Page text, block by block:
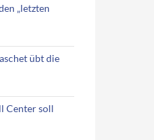
„letzten
übt die
Center soll